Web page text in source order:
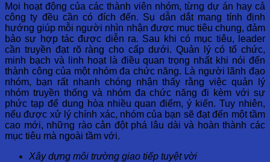
Mọi hoạt động của các thành viên nhóm, từng dự án hay cả
công ty đều cần có đích đến. Sụ dẫn dắt mang tính định
hướng giúp mỗi người nhìn nhận được mục tiêu chung, đảm
bảo sự hợp tác được diễn ra. Sau khi có mục tiêu, leader
cần truyền đạt rõ ràng cho cấp dưới. Quản lý có tổ chức,
minh bạch và linh hoạt là điều quan trọng nhất khi nói đến
thành công của một nhóm đa chức năng. Là người lãnh đạo
nhóm, bạn rất nhanh chóng nhận thấy rằng việc quản lý
nhóm truyền thống và nhóm đa chức năng đi kèm với sự
phức tạp để dung hòa nhiều quan điểm, ý kiến. Tuy nhiên,
nếu được xử lý chính xác, nhóm của bạn sẽ đạt đến một tầm
cao mới, những rào cản đột phá lâu dài và hoàn thành các
mục tiêu mà ngoài tầm với.
Xây dựng môi trường giao tiếp tuyệt vời